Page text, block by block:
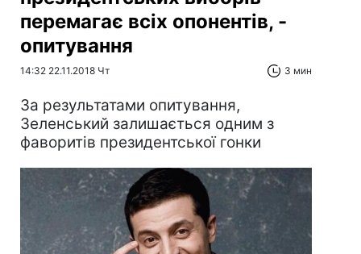
перемагає всіх опонентів, -
опитування
14:32 22.11.2018 Чт 3 мин
За результатами опитування,
Зеленський залишається одним з
фаворитів президентської гонки